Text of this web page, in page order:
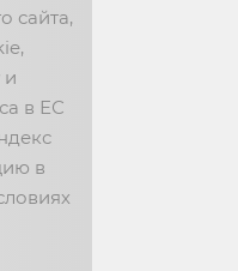
33
сайта,
и
в ЕС
в